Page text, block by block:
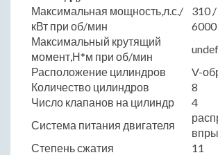
Максимальная мощность,л.с./
кВт при об/мин
310
6000
Максимальный крутящий
момент,Н*м при об/мин
Расположение цилиндров
V-
Количество цилиндров
8
Число клапанов на цилиндр
4
Система питания двигателя
Степень сжатия
11